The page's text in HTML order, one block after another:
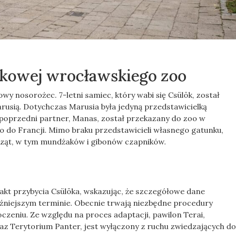
wrocławskiego zoo
nosorożec. 7-letni samiec, który wabi się Csülök, został
Dotychczas Marusia była jedyną przedstawicielką
partner, Manas, został przekazany do zoo w
do Francji. Mimo braku przedstawicieli własnego gatunku,
w tym mundżaków i gibonów czapników.
przybycia Csülöka, wskazując, że szczegółowe dane
terminie. Obecnie trwają niezbędne procedury
Ze względu na proces adaptacji, pawilon Terai,
Terytorium Panter, jest wyłączony z ruchu zwiedzających do